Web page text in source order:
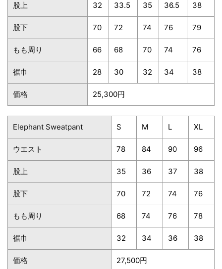
股上 32 33.5 35 36.5 38
股下 70 72 74 76 79
もも周り 66 68 70 74 76
裾巾 28 30 32 34 38
価格 25,300円
Elephant Sweatpant S M L XL
ウエスト 78 84 90 96
股上 35 36 37 38
股下 70 72 74 76
もも周り 68 74 76 78
裾巾 32 34 36 38
価格 27,500円